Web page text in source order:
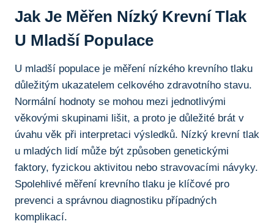
Jak Je Měřen Nízký Krevní Tlak
U Mladší Populace
U mladší populace je měření nízkého krevního tlaku
důležitým ukazatelem celkového zdravotního stavu.
Normální hodnoty se mohou mezi jednotlivými
věkovými skupinami lišit, a proto je důležité brát v
úvahu věk při interpretaci výsledků. Nízký krevní tlak
u mladých lidí může být způsoben genetickými
faktory, fyzickou aktivitou nebo stravovacími návyky.
Spolehlivé měření krevního tlaku je klíčové pro
prevenci a správnou diagnostiku případných
komplikací.